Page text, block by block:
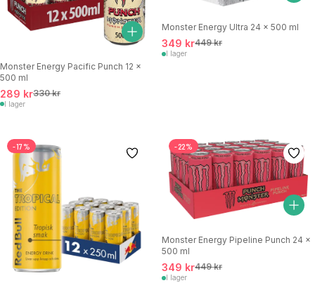
Monster Energy Pacific Punch 12 x
500 ml
289 kr330 kr
I lager
Monster Energy Ultra 24 x 500 ml
349 kr449 kr
I lager
-17% -22%
Monster Energy Pipeline Punch 24 x
500 ml
349 kr449 kr
I lager